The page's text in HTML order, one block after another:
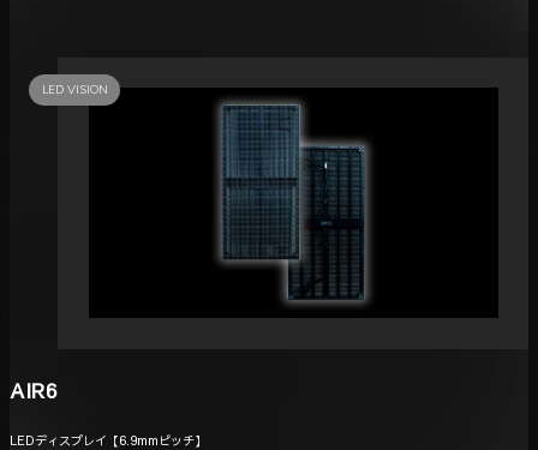
LED VISION
AIR6
LEDディスプレイ【6.9mmピッチ】